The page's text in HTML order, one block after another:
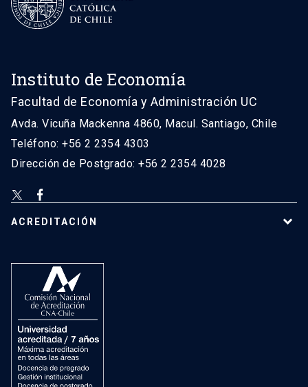
Instituto de Economía
Facultad de Economía y Administración UC
Avda. Vicuña Mackenna 4860, Macul. Santiago, Chile
Teléfono: +56 2 2354 4303
Dirección de Postgrado: +56 2 2354 4028
ACREDITACIÓN